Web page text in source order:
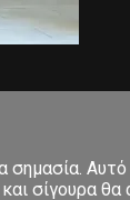
σίγουρα θα